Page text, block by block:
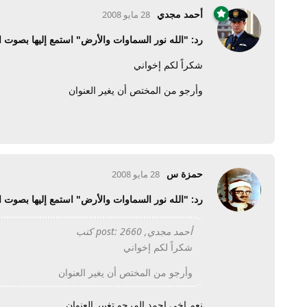
أحمد مجدي 28 مايو 2008
رد: "الله نور السماوات والأرض" استمع إليها بصوت
شكراً لكم إخواني
وأرجو من المختص أن يغير العنوان
حمزة س 28 مايو 2008
رد: "الله نور السماوات والأرض" استمع إليها بصوت
أحمد مجدي, post: 2660 كتب
شكراً لكم إخواني
وأرجو من المختص أن يغير العنوان